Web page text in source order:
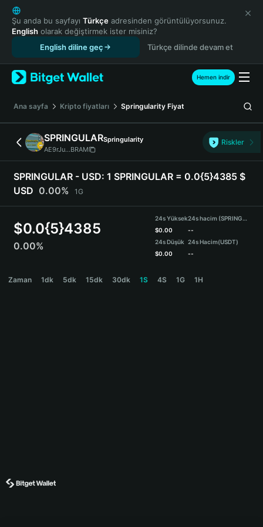
English
日本語
Tiếng Việt
Español (Latinoamérica)
Türkçe
Français
Deutsch
简体中文
繁體中文
Português (Portugal)
Bahasa Indonesia
ภาษาไทย
हिन्दी
Español
Português (Brasil)
Şu anda bu sayfayı Türkçe adresinden görüntülüyorsunuz.
English olarak değiştirmek ister misiniz?
English diline geç
Türkçe dilinde devam et
Hemen indir
Ana sayfa Kripto fiyatları Springularity Fiyat
SPRINGULARSpringularity
AE9rJu...BRAM
Riskler
SPRINGULAR - USD: 1 SPRINGULAR = 0.0{5}4385 $
USD 0.00% 1G
$0.0{5}4385
0.00%
24s Yüksek
$0.00
24s Düşük
$0.00
24s hacim (SPRINGULAR)
--
24s Hacim(USDT)
--
Zaman 1dk 5dk 15dk 30dk 1S 4S 1G 1H